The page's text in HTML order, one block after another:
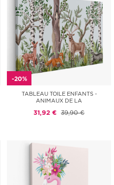
-20%
TABLEAU TOILE ENFANTS -
ANIMAUX DE LA
31,92 € 39,90 €